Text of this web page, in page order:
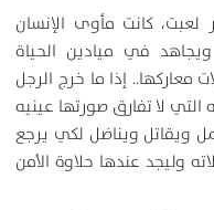
كانت مأوى الإنسان
في ميادين الحياة
معاركها.. إذا ما خرج الرجل
لا تفارق صورتها عينيه
ويقاتل ويناضل لكي يرجع
وليجد عندها حلاوة الأمن